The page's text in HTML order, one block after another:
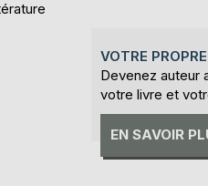
VOTRE
Devenez auteur
votre livre et
EN SAVOIR